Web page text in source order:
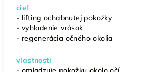
cieľ
- lifting ochabnutej pokožky
- vyhladenie vrások
- regenerácia očného okolia
vlastnosti